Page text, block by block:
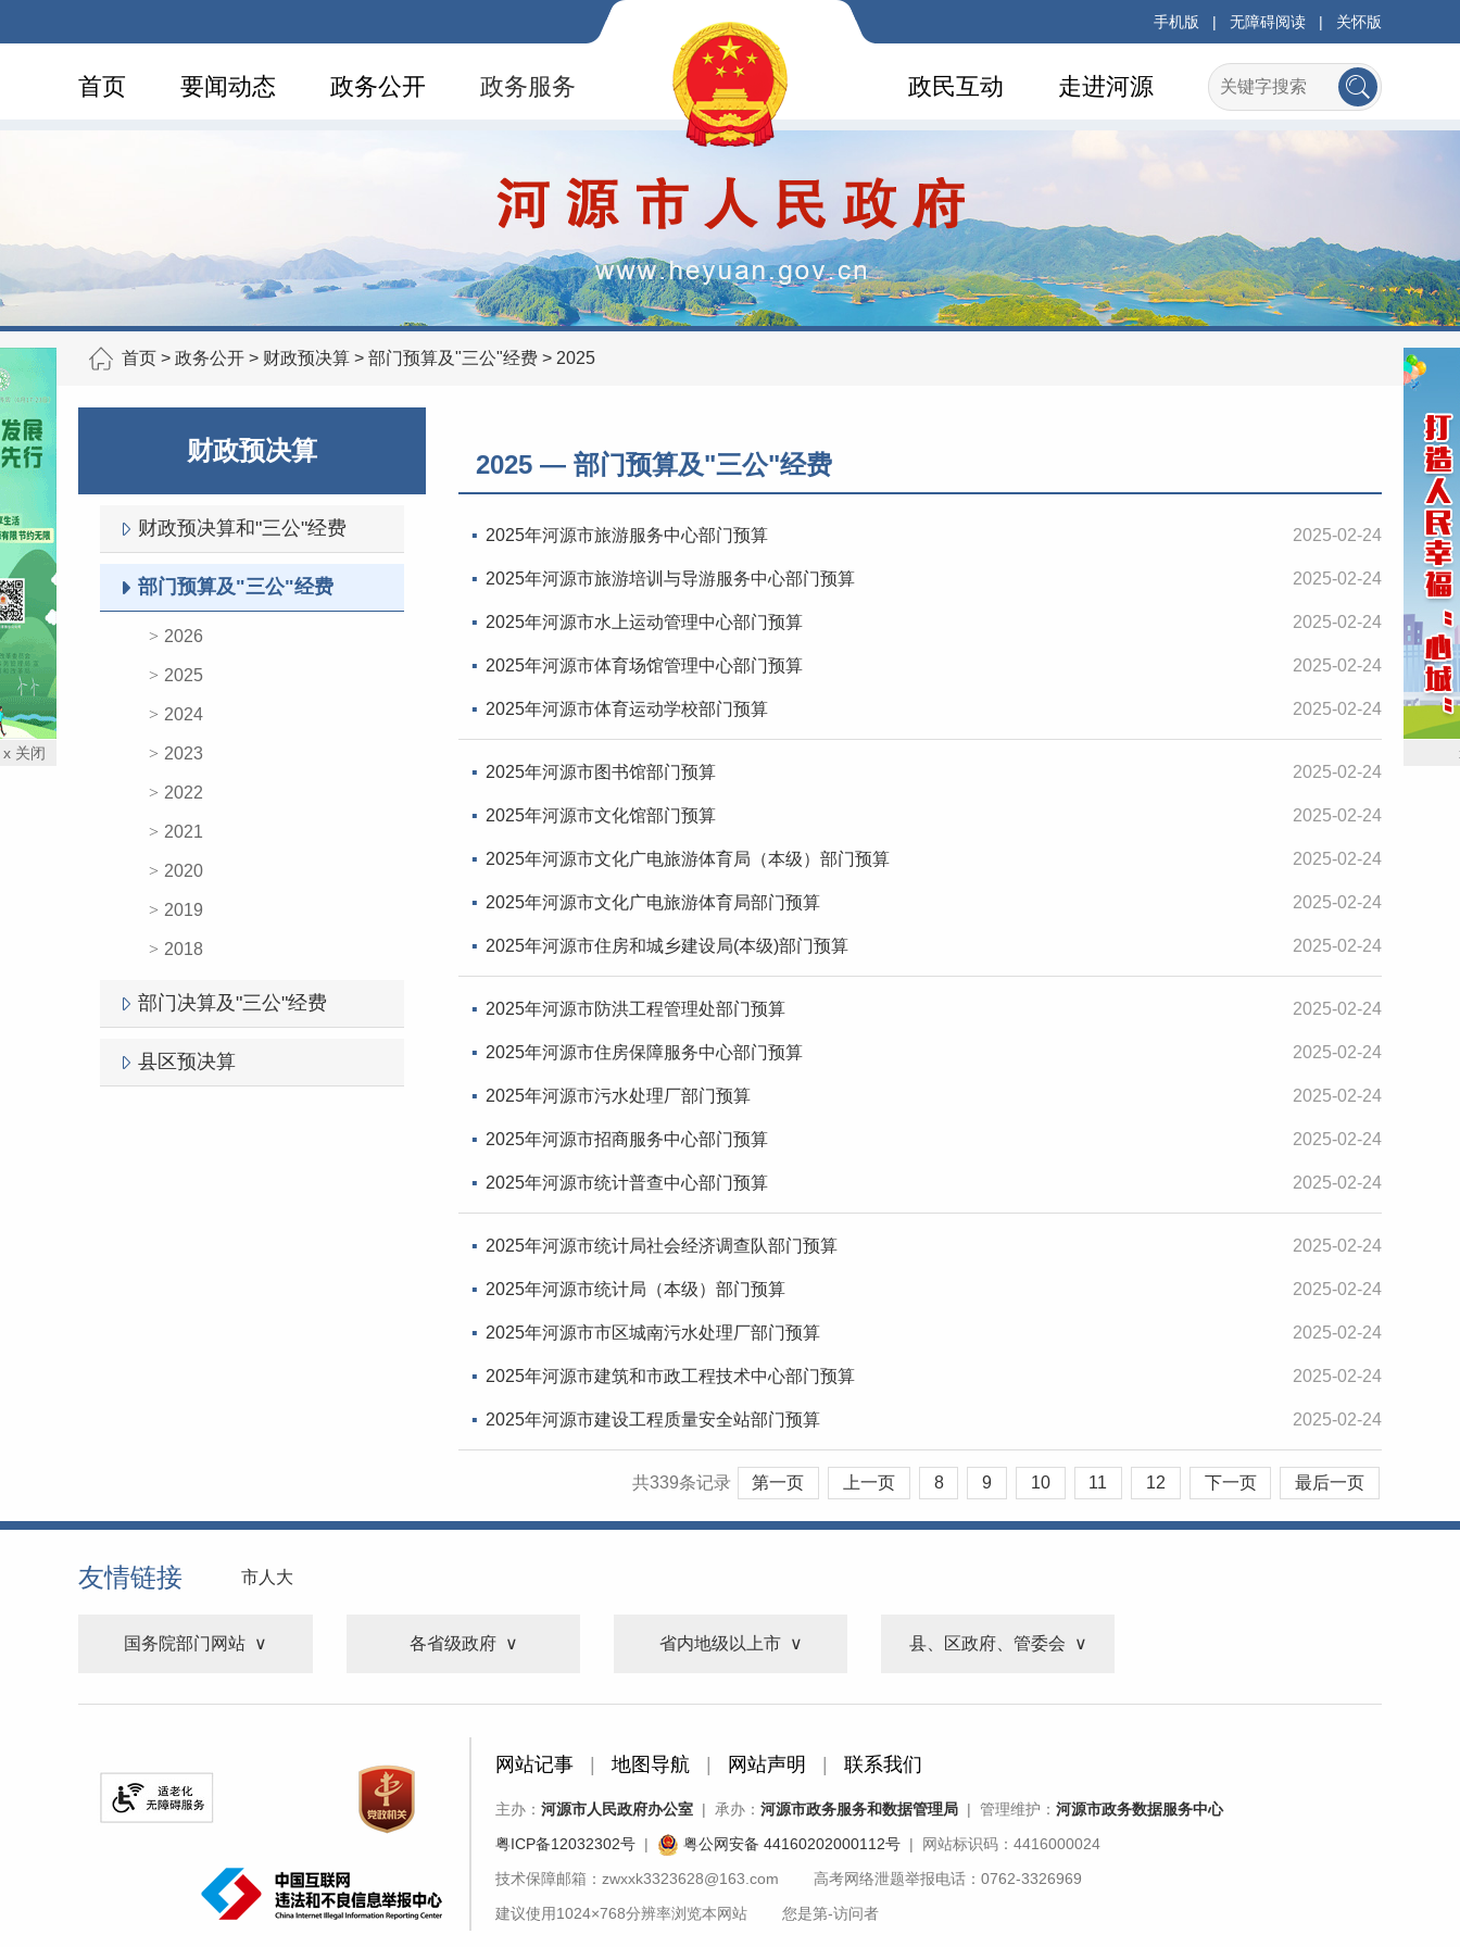
手机版 | 无障碍阅读 | 关怀版
首页 要闻动态 政务公开 政务服务 走进河源
政民互动
首页 > 政务公开 > 财政预决算 > 部门预算及"三公"经费 > 2025
财政预决算
财政预决算和"三公"经费
部门预算及"三公"经费
2026
2025
2024
2023
2022
2021
2020
2019
2018
部门决算及"三公"经费
县区预决算
2025 — 部门预算及"三公"经费
2025-02-24
2025年河源市旅游服务中心部门预算
2025-02-24
2025年河源市旅游培训与导游服务中心部门预算
2025-02-24
2025年河源市水上运动管理中心部门预算
2025-02-24
2025年河源市体育场馆管理中心部门预算
2025-02-24
2025年河源市体育运动学校部门预算
2025-02-24
2025年河源市图书馆部门预算
2025-02-24
2025年河源市文化馆部门预算
2025-02-24
2025年河源市文化广电旅游体育局（本级）部门预算
2025-02-24
2025年河源市文化广电旅游体育局部门预算
2025-02-24
2025年河源市住房和城乡建设局(本级)部门预算
2025-02-24
2025年河源市防洪工程管理处部门预算
2025-02-24
2025年河源市住房保障服务中心部门预算
2025-02-24
2025年河源市污水处理厂部门预算
2025-02-24
2025年河源市招商服务中心部门预算
2025-02-24
2025年河源市统计普查中心部门预算
2025-02-24
2025年河源市统计局社会经济调查队部门预算
2025-02-24
2025年河源市统计局（本级）部门预算
2025-02-24
2025年河源市市区城南污水处理厂部门预算
2025-02-24
2025年河源市建筑和市政工程技术中心部门预算
2025-02-24
2025年河源市建设工程质量安全站部门预算
共339条记录 第一页 上一页 8 9 10 11 12 下一页 最后一页
友情链接 市人大
国务院部门网站 各省级政府 省内地级以上市 县、区政府、管委会
网站记事 地图导航 网站声明 联系我们
主办： 河源市人民政府办公室 | 承办： 河源市政务服务和数据管理局 | 管理维护： 河源市政务数据服务中心
粤ICP备12032302号 | 粤公网安备 44160202000112号 | 网站标识码：4416000024
技术保障邮箱：zwxxk3323628@163.com 高考网络泄题举报电话：0762-3326969
建议使用1024×768分辨率浏览本网站 您是第-访问者
x 关闭